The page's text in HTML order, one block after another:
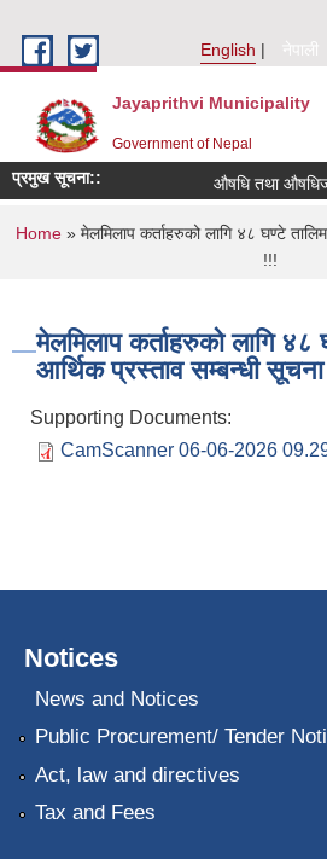
English
नेपाली
Jayaprithvi Municipality
Government of Nepal
प्रमुख सूचना:: औषधि तथा
You are here
Home» मेलमिलाप कर्ताहरुको लागि ४८ घण्टे
!!!
मेलमिलाप कर्ताहरुको लागि ४८
आर्थिक प्रस्ताव सम्बन्धी
Supporting Documents:
CamScanner 06-06-2026
Notices
News and Notices
Public Procurement/ Tender
Act, law and directives
Tax and Fees